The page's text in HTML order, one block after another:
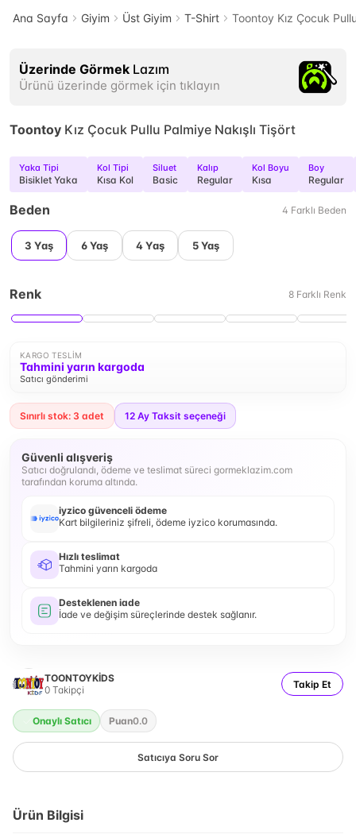
Ana Sayfa Giyim Üst Giyim T-Shirt Toontoy Kız Çocuk
Üzerinde Görmek Lazım
Ürünü üzerinde görmek için tıklayın
Toontoy Kız Çocuk Pullu Palmiye Nakışlı Tişört
Yaka Tipi
Bisiklet Yaka
Kol Tipi
Kısa Kol
Siluet
Basic
Kalıp
Regular
Kol Boyu
Kısa
Boy
Regular
Beden 4 Farklı Beden
3 Yaş 6 Yaş 4 Yaş 5 Yaş
Renk 8 Farklı Renk
KARGO TESLIM
Tahmini yarın kargoda
Satıcı gönderimi
Sınırlı stok: 3 adet 12 Ay Taksit seçeneği
Güvenli alışveriş
Satıcı doğrulandı, ödeme ve teslimat süreci gormeklazim.com
tarafından koruma altında.
iyzico güvenceli ödeme
Kart bilgileriniz şifreli, ödeme iyzico korumasında.
Hızlı teslimat
Tahmini yarın kargoda
Desteklenen iade
İade ve değişim süreçlerinde destek sağlanır.
TOONTOYKİDS
0 Takipçi Takip Et
Onaylı Satıcı Puan0.0
Satıcıya Soru Sor
Ürün Bilgisi